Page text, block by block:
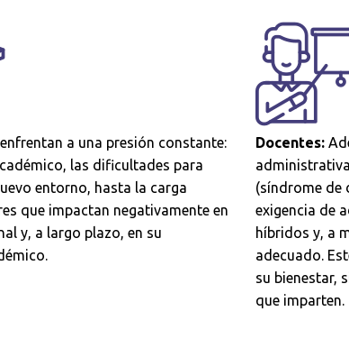
enfrentan a una presión constante:
las dificultades para
entorno, hasta la carga
que impactan negativamente en
y, a largo plazo, en su
Docentes:
(síndrome de
exigencia de
híbridos y, a
adecuado.
su bienestar,
que imparten.